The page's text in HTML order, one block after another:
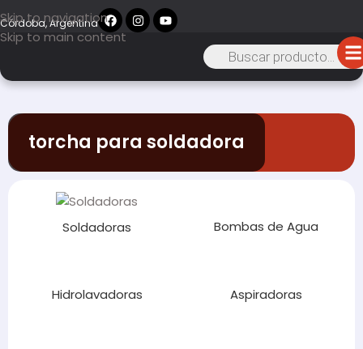
Skip to navigation
Skip to main content
Córdoba, Argentina
torcha para soldadora
Soldadoras Bombas de Agua
Hidrolavadoras Aspiradoras